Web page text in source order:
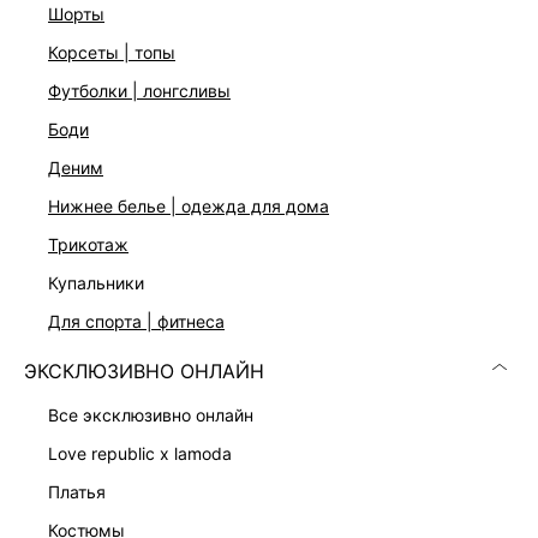
шорты
корсеты | топы
футболки | лонгсливы
боди
деним
нижнее белье | одежда для дома
трикотаж
купальники
для спорта | фитнеса
ЭКСКЛЮЗИВНО ОНЛАЙН
все эксклюзивно онлайн
love republic x lamoda
платья
костюмы
Подробные условия доставки и возврата
КАТАЛОГ